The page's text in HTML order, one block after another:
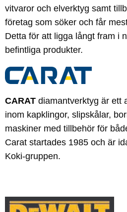
vitvaror och elverktyg samt
företag som söker och får
Detta för att ligga långt fram i
befintliga produkter.
CARAT diamantverktyg är ett
inom kapklingor, slipskålar,
maskiner med tillbehör för
Carat startades 1985 och är
Koki-gruppen.